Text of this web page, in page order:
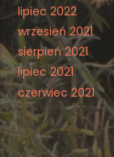
lipiec 2022
wrzesień 2021
sierpień 2021
lipiec 2021
czerwiec 2021